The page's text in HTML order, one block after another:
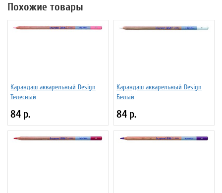
Похожие товары
Карандаш акварельный Design
Телесный
84 р.
Карандаш акварельный Design
Белый
84 р.